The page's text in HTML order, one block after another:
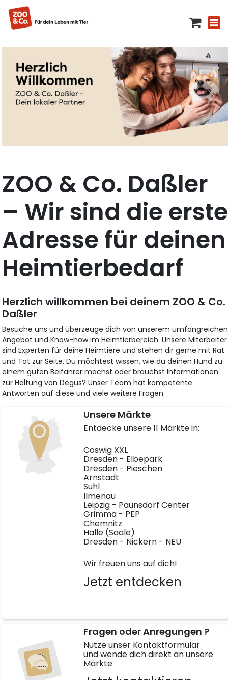
ZOO & Co. Daßler
– Wir sind die erste
Adresse für deinen
Heimtierbedarf
Herzlich willkommen bei deinem ZOO & Co.
Daßler
Besuche uns und überzeuge dich von unserem umfangreichen
Angebot und Know-how im Heimtierbereich. Unsere Mitarbeiter
sind Experten für deine Heimtiere und stehen dir gerne mit Rat
und Tat zur Seite. Du möchtest wissen, wie du deinen Hund zu
einem guten Beifahrer machst oder brauchst Informationen
zur Haltung von Degus? Unser Team hat kompetente
Antworten auf diese und viele weitere Fragen.
Unsere Märkte
Entdecke unsere 11 Märkte in:
Coswig XXL
Dresden - Elbepark
Dresden - Pieschen
Arnstadt
Suhl
Ilmenau
Leipzig - Paunsdorf Center
Grimma - PEP
Chemnitz
Halle (Saale)
Dresden - Nickern - NEU
Wir freuen uns auf dich!
Jetzt entdecken
Fragen oder Anregungen ?
Nutze unser Kontaktformular
und wende dich direkt an unsere
Märkte